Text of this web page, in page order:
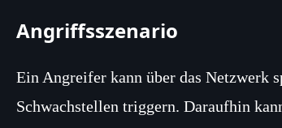
Angriffsszenario
Ein Angreifer kann über das Netzwerk
Schwachstellen triggern. Daraufhin